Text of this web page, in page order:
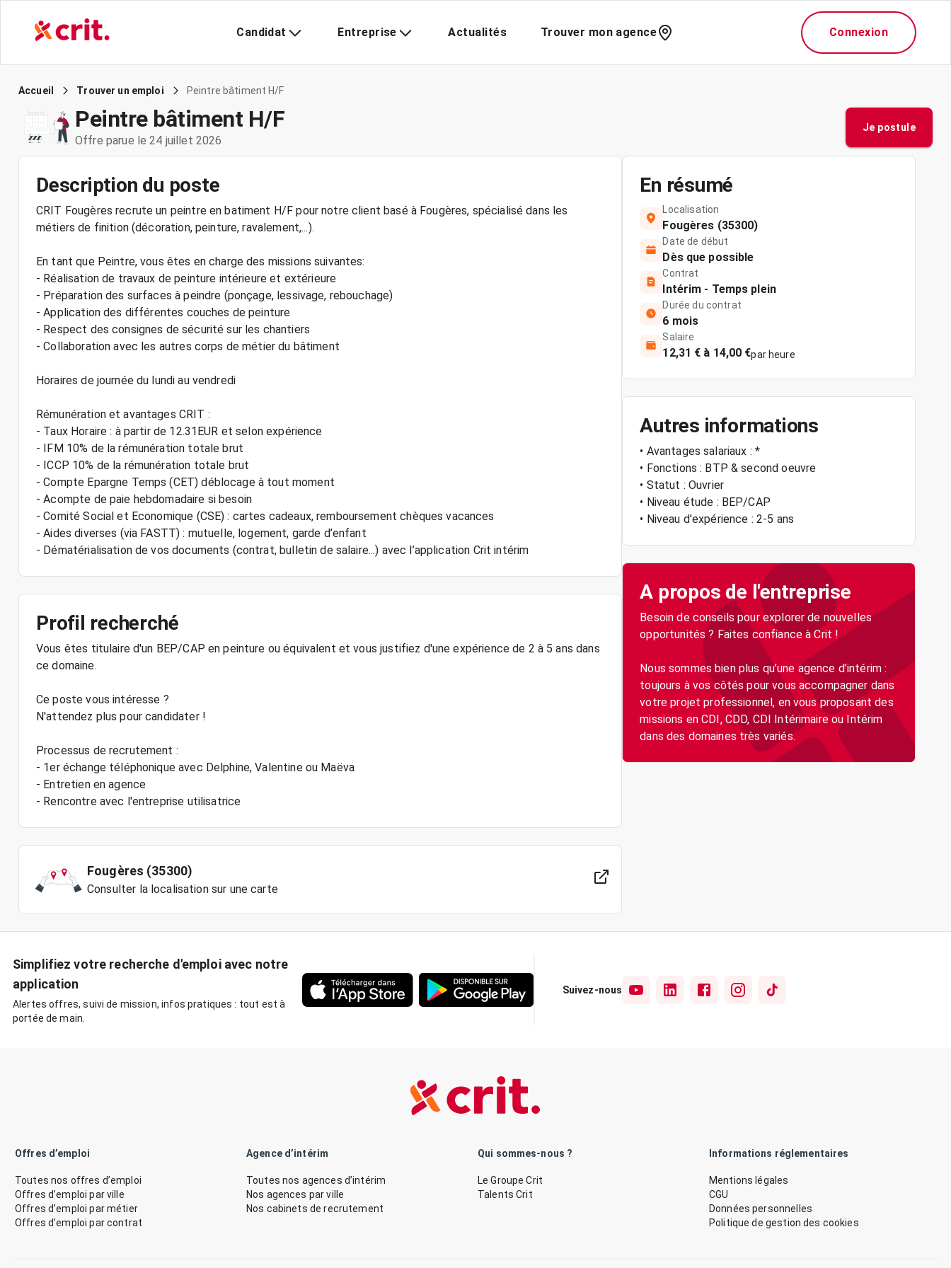
Candidat Entreprise Actualités Trouver mon agence Connexion
Accueil Trouver un emploi Peintre bâtiment H/F
Peintre bâtiment H/F
Offre parue le 24 juillet 2026
Je postule
Description du poste
CRIT Fougères recrute un peintre en batiment H/F pour notre client basé à Fougères, spécialisé dans les
métiers de finition (décoration, peinture, ravalement,...).
En tant que Peintre, vous êtes en charge des missions suivantes:
- Réalisation de travaux de peinture intérieure et extérieure
- Préparation des surfaces à peindre (ponçage, lessivage, rebouchage)
- Application des différentes couches de peinture
- Respect des consignes de sécurité sur les chantiers
- Collaboration avec les autres corps de métier du bâtiment
Horaires de journée du lundi au vendredi
Rémunération et avantages CRIT :
- Taux Horaire : à partir de 12.31EUR et selon expérience
- IFM 10% de la rémunération totale brut
- ICCP 10% de la rémunération totale brut
- Compte Epargne Temps (CET) déblocage à tout moment
- Acompte de paie hebdomadaire si besoin
- Comité Social et Economique (CSE) : cartes cadeaux, remboursement chèques vacances
- Aides diverses (via FASTT) : mutuelle, logement, garde d’enfant
Profil recherché
Vous êtes titulaire d'un BEP/CAP en peinture ou équivalent et vous justifiez d'une expérience de 2 à 5 ans dans
ce domaine.
Ce poste vous intéresse ?
N'attendez plus pour candidater !
Processus de recrutement :
- 1er échange téléphonique avec Delphine, Valentine ou Maëva
- Entretien en agence
Fougères (35300)
Consulter la localisation sur une carte
En résumé
Localisation
Fougères (35300)
Date de début
Dès que possible
Contrat
Intérim - Temps plein
Durée du contrat
6 mois
Salaire
12,31 € à 14,00 €par heure
Autres informations
• Avantages salariaux : *
• Fonctions : BTP & second oeuvre
• Statut : Ouvrier
• Niveau étude : BEP/CAP
• Niveau d'expérience : 2-5 ans
A propos de l'entreprise
Besoin de conseils pour explorer de nouvelles
opportunités ? Faites confiance à Crit !
Nous sommes bien plus qu’une agence d’intérim :
toujours à vos côtés pour vous accompagner dans
votre projet professionnel, en vous proposant des
missions en CDI, CDD, CDI Intérimaire ou Intérim
dans des domaines très variés.
Simplifiez votre recherche d'emploi avec notre
application
Alertes offres, suivi de mission, infos pratiques : tout est à
portée de main.
Suivez-nous
Offres d’emploi
Toutes nos offres d’emploi
Offres d’emploi par ville
Offres d’emploi par métier
Offres d’emploi par contrat
Agence d’intérim
Toutes nos agences d’intérim
Nos agences par ville
Nos cabinets de recrutement
Qui sommes-nous ?
Le Groupe Crit
Talents Crit
Informations réglementaires
Mentions légales
CGU
Données personnelles
Politique de gestion des cookies